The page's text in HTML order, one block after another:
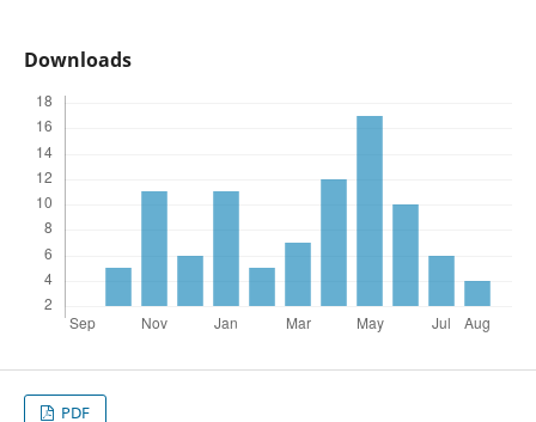
Downloads
PDF